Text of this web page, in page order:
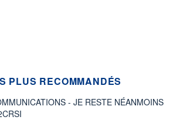
PLUS RECOMMANDÉS
- JE RESTE NÉANMOINS